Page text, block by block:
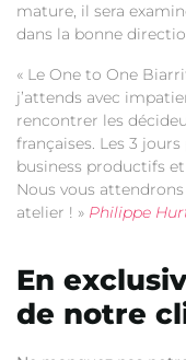
mature, il sera
dans la bonne
« Le One to One
j’attends avec
rencontrer les
françaises. Les 3
business productifs
Nous vous
atelier ! » Philippe
En
de notre